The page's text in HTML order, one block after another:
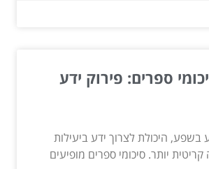
ספרים: פירוק ידע
בשפע, היכולת לצרוך ידע ביעילות
יותר. סיכומי ספרים מופיעים